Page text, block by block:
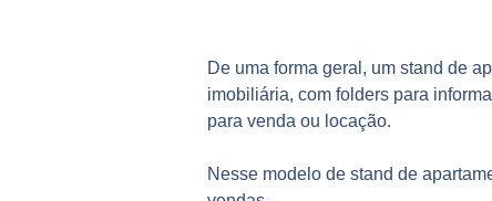
De uma forma geral, um stand de
imobiliária, com folders para
para venda ou locação.
Nesse modelo de stand de